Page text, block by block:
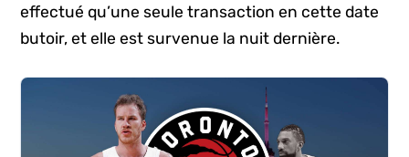
effectué qu’une seule transaction en cette date
butoir, et elle est survenue la nuit dernière.